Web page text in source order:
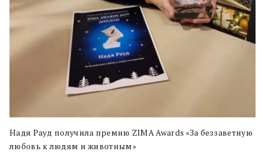
Надя Рауд получила премию ZIMA Awards «За беззаветную
любовь к людям и животным»